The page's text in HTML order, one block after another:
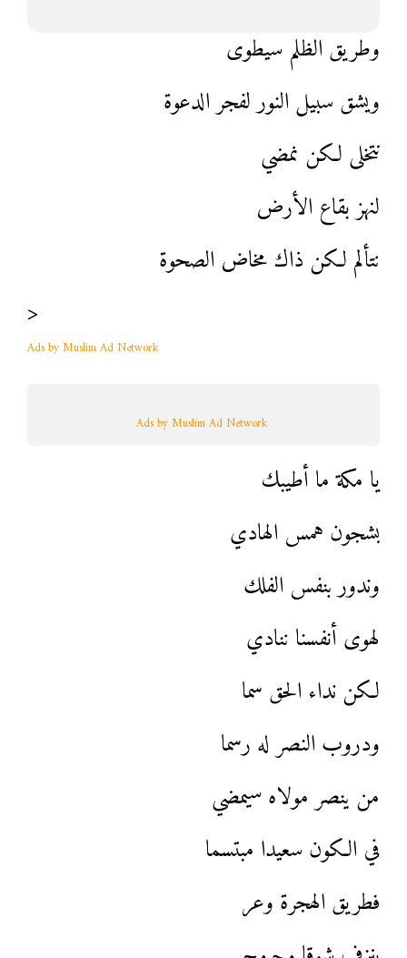
وطريق الظلم سيطوى
ويشق سبيل النور لفجر الدعوة
نتخلى لكن نمضي
لنهز بقاع الأرض
نتألم لكن ذاك مخاض الصحوة
<
Ads by Muslim Ad Network
Ads by Muslim Ad Network
يا مكة ما أطيبك
بشجون همس الهادي
وندور بنفس الفلك
لهوى أنفسنا ننادي
لكن نداء الحق سما
ودروب النصر له رسما
من ينصر مولاه سيمضي
في الكون سعيدا مبتسما
فطريق الهجرة وعر